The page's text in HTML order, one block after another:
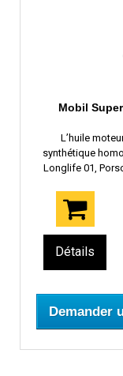
Mobil
L’huile
synthétique
Longlife 01,
Détails
Demander